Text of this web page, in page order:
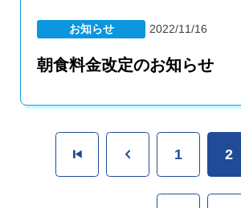
お知らせ 2022/11/16
朝食料金改定のお知らせ
1 2